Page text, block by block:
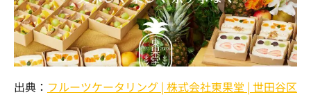
出典： フルーツケータリング | 株式会社東果堂 | 世田谷区